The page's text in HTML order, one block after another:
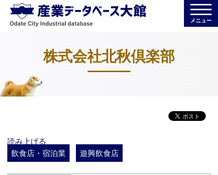
メニュー
株式会社北秋倶楽部
読み上げる
飲食店・宿泊業
遊興飲食店